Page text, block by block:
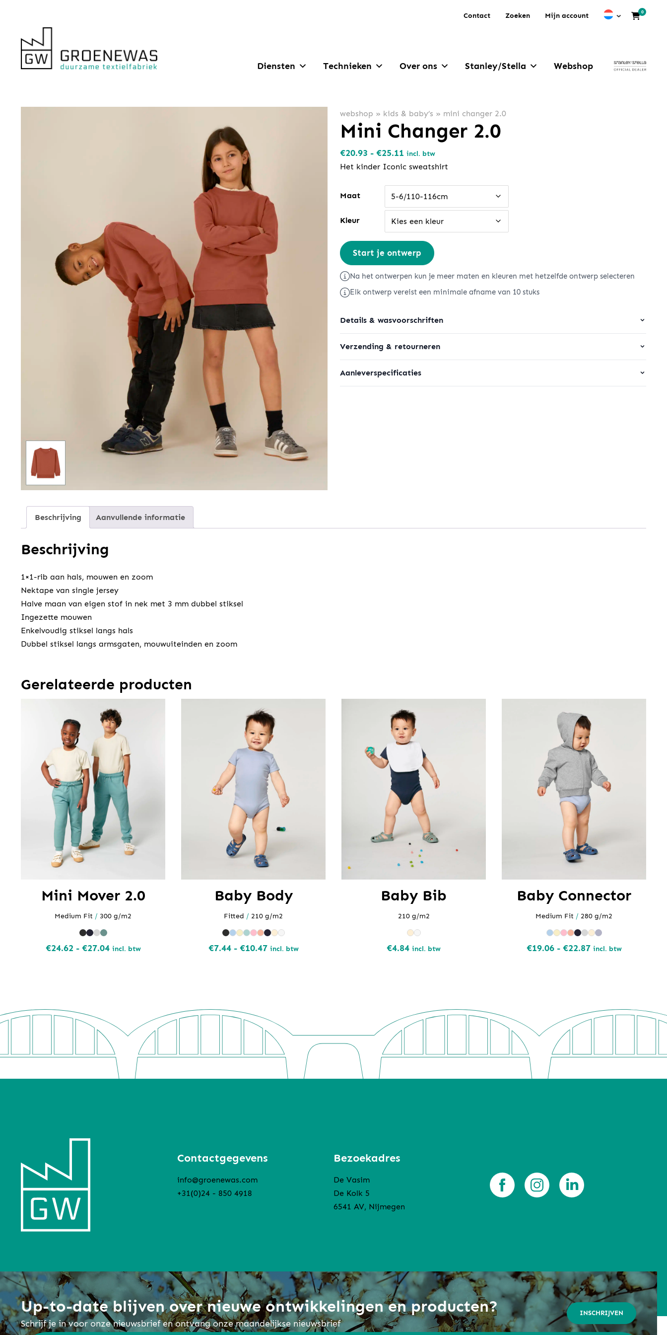
Contact Zoeken Mijn account 0
Diensten Technieken Over ons Stanley/Stella Webshop
webshop » kids & baby’s » mini changer 2.0
Mini Changer 2.0
€20.93 - €25.11Prijsklasse:
€20.93
€25.11
incl. btw
Het kinder Iconic sweatshirt
Maat 5-6/110-116cm
Kleur Kies een kleur
Mini
Changer
2.0
aantal
Start je ontwerp
Na het ontwerpen kun je meer maten en kleuren met hetzelfde ontwerp selecteren
Elk ontwerp vereist een minimale afname van 10 stuks
Details & wasvoorschriften
Verzending & retourneren
Aanleverspecificaties
Beschrijving Aanvullende informatie
Beschrijving
1×1-rib aan hals, mouwen en zoom
Nektape van single jersey
Halve maan van eigen stof in nek met 3 mm dubbel stiksel
Ingezette mouwen
Enkelvoudig stiksel langs hals
Dubbel stiksel langs armsgaten, mouwuiteinden en zoom
Gerelateerde producten
Mini Mover 2.0
Medium Fit / 300 g/m2
€24.62 - €27.04Prijsklasse:
incl. btw
Baby Body
Fitted / 210 g/m2
€7.44 - €10.47Prijsklasse:
incl. btw
Baby Bib
210 g/m2
€4.84 incl. btw
Baby Connector
Medium Fit / 280 g/m2
€19.06 - €22.87Prijsklasse:
incl. btw
Contactgegevens
info@groenewas.com
+31(0)24 - 850 4918
Bezoekadres
De Vasim
De Kolk 5
6541 AV, Nijmegen
Up-to-date blijven over nieuwe ontwikkelingen en producten?
Schrijf je in voor onze nieuwsbrief en ontvang onze maandelijkse nieuwsbrief
INSCHRIJVEN